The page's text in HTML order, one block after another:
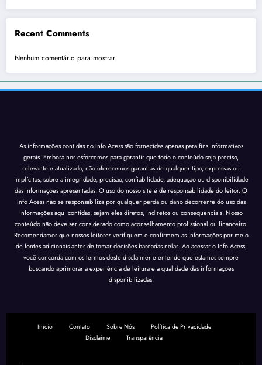
Recent Comments
Nenhum comentário para mostrar.
As informações contidas no Info Acess são fornecidas apenas para fins informativos
gerais. Embora nos esforcemos para garantir que todo o conteúdo seja preciso,
relevante e atualizado, não oferecemos garantias de qualquer tipo, expressas ou
implícitas, sobre a integridade, precisão, confiabilidade, adequação ou disponibilidade
das informações apresentadas. O uso do nosso site é de responsabilidade do leitor. O
Info Acess não se responsabiliza por qualquer perda ou dano decorrente do uso das
informações aqui contidas, sejam eles diretos, indiretos ou consequenciais. Nosso
conteúdo não deve ser considerado como aconselhamento profissional ou financeiro.
Recomendamos que nossos leitores verifiquem e confirmem as informações por meio
de fontes adicionais antes de tomar decisões baseadas nelas. Ao acessar o Info Acess,
você concorda com os termos deste disclaimer e entende que estamos sempre
buscando aprimorar a experiência de leitura e a qualidade das informações
disponibilizadas.
Início Contato Sobre Nós
Política de Privacidade
Disclaime
Transparência